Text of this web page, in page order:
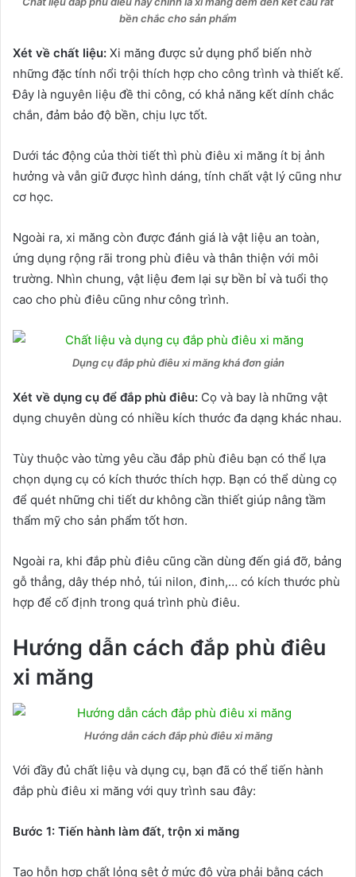
bền chắc cho sản phẩm
Xét về chất liệu: Xi măng được sử dụng phổ biến nhờ
những đặc tính nổi trội thích hợp cho công trình và thiết kế.
Đây là nguyên liệu đề thi công, có khả năng kết dính chắc
chắn, đảm bảo độ bền, chịu lực tốt.
Dưới tác động của thời tiết thì phù điêu xi măng ít bị ảnh
hưởng và vẫn giữ được hình dáng, tính chất vật lý cũng như
cơ học.
Ngoài ra, xi măng còn được đánh giá là vật liệu an toàn,
ứng dụng rộng rãi trong phù điêu và thân thiện với môi
trường. Nhìn chung, vật liệu đem lại sự bền bỉ và tuổi thọ
cao cho phù điêu cũng như công trình.
Dụng cụ đắp phù điêu xi măng khá đơn giản
Xét về dụng cụ để đắp phù điêu: Cọ và bay là những vật
dụng chuyên dùng có nhiều kích thước đa dạng khác nhau.
Tùy thuộc vào từng yêu cầu đắp phù điêu bạn có thể lựa
chọn dụng cụ có kích thước thích hợp. Bạn có thể dùng cọ
để quét những chi tiết dư không cần thiết giúp nâng tầm
thẩm mỹ cho sản phẩm tốt hơn.
Ngoài ra, khi đắp phù điêu cũng cần dùng đến giá đỡ, bảng
gỗ thẳng, dây thép nhỏ, túi nilon, đinh,… có kích thước phù
hợp để cố định trong quá trình phù điêu.
Hướng dẫn cách đắp phù điêu
xi măng
Hướng dẫn cách đắp phù điêu xi măng
Với đầy đủ chất liệu và dụng cụ, bạn đã có thể tiến hành
đắp phù điêu xi măng với quy trình sau đây:
Bước 1: Tiến hành làm đất, trộn xi măng
Tạo hỗn hợp chất lỏng sệt ở mức độ vừa phải bằng cách